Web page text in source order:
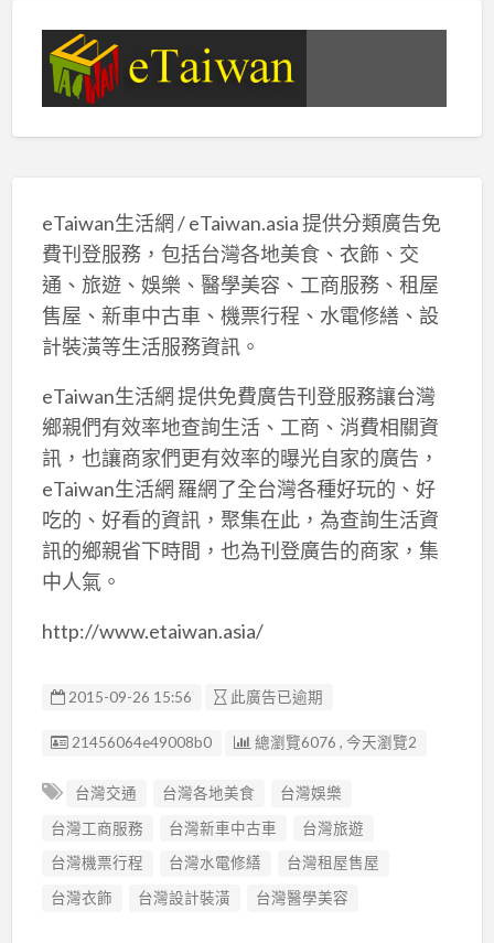
eTaiwan生活網 / eTaiwan.asia 提供分類廣告免
費刊登服務，包括台灣各地美食、衣飾、交
通、旅遊、娛樂、醫學美容、工商服務、租屋
售屋、新車中古車、機票行程、水電修繕、設
計裝潢等生活服務資訊。
eTaiwan生活網 提供免費廣告刊登服務讓台灣
鄉親們有效率地查詢生活、工商、消費相關資
訊，也讓商家們更有效率的曝光自家的廣告，
eTaiwan生活網 羅網了全台灣各種好玩的、好
吃的、好看的資訊，聚集在此，為查詢生活資
訊的鄉親省下時間，也為刊登廣告的商家，集
中人氣。
http://www.etaiwan.asia/
2015-09-26 15:56 此廣告已逾期
廣告编號
21456064e49008b0 總瀏覽6076 , 今天瀏覽2
台灣交通 台灣各地美食
台灣娛樂
台灣工商服務
台灣新車中古車
台灣旅遊
台灣機票行程
台灣水電修繕
台灣租屋售屋
台灣衣飾
台灣設計裝潢 台灣醫學美容